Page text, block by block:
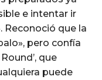
e intentar ir
Reconoció que la
pero confía
que
puede